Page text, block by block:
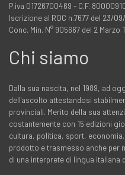
P.iva 01726700469 - C.F.
Iscrizione al ROC n.7677 del 23/
Conc. Min. N° 905667 del 2 Marzo
Chi siamo
Dalla sua nascita, nel 1989, ad
dell'ascolto attestandosi
provinciali. Merito della sua
costantemente con 15 edizioni
cultura, politica, sport,
prodotto e trasmesso anche per
di una interprete di lingua italiana